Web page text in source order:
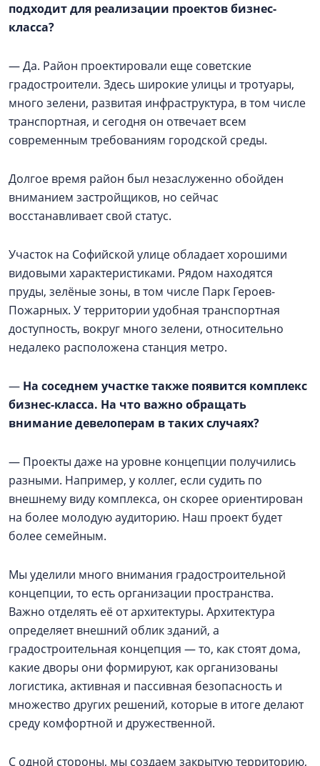
подходит для реализации проектов бизнес-
класса?
— Да. Район проектировали еще советские
градостроители. Здесь широкие улицы и тротуары,
много зелени, развитая инфраструктура, в том числе
транспортная, и сегодня он отвечает всем
современным требованиям городской среды.
Долгое время район был незаслуженно обойден
вниманием застройщиков, но сейчас
восстанавливает свой статус.
Участок на Софийской улице обладает хорошими
видовыми характеристиками. Рядом находятся
пруды, зелёные зоны, в том числе Парк Героев-
Пожарных. У территории удобная транспортная
доступность, вокруг много зелени, относительно
недалеко расположена станция метро.
— На соседнем участке также появится комплекс
бизнес-класса. На что важно обращать
внимание девелоперам в таких случаях?
— Проекты даже на уровне концепции получились
разными. Например, у коллег, если судить по
внешнему виду комплекса, он скорее ориентирован
на более молодую аудиторию. Наш проект будет
более семейным.
Мы уделили много внимания градостроительной
концепции, то есть организации пространства.
Важно отделять её от архитектуры. Архитектура
определяет внешний облик зданий, а
градостроительная концепция — то, как стоят дома,
какие дворы они формируют, как организованы
логистика, активная и пассивная безопасность и
множество других решений, которые в итоге делают
среду комфортной и дружественной.
С одной стороны, мы создаем закрытую территорию,